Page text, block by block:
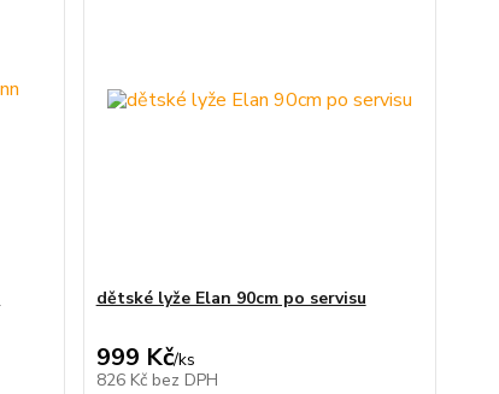
dětské lyže Elan 90cm po servisu
999 Kč/ks
826 Kč bez DPH